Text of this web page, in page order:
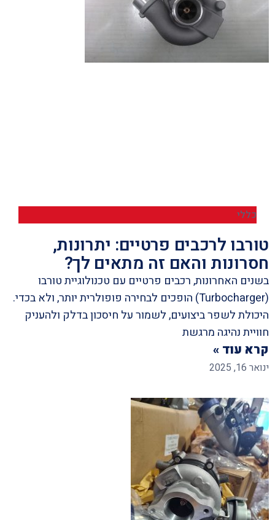
כללי
טורבו לרכבים פרטיים: יתרונות,
חסרונות והאם זה מתאים לך?
בשנים האחרונות, רכבים פרטיים עם טכנולוגיית טורבו
(Turbocharger) הופכים לבחירה פופולרית יותר, ולא בכדי.
היכולת לשפר ביצועים, לשמור על חיסכון בדלק ולהעניק
חוויית נהיגה מרגשת
קרא עוד »
ינואר 16, 2025